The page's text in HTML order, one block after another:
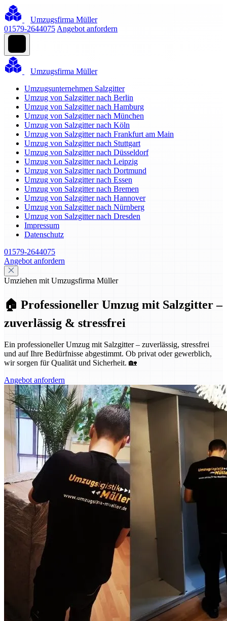
Umzugsfirma Müller
01579-2644075 Angebot anfordern
Umzugsfirma Müller
Umzugsunternehmen Salzgitter
Umzug von Salzgitter nach Berlin
Umzug von Salzgitter nach Hamburg
Umzug von Salzgitter nach München
Umzug von Salzgitter nach Köln
Umzug von Salzgitter nach Frankfurt am Main
Umzug von Salzgitter nach Stuttgart
Umzug von Salzgitter nach Düsseldorf
Umzug von Salzgitter nach Leipzig
Umzug von Salzgitter nach Dortmund
Umzug von Salzgitter nach Essen
Umzug von Salzgitter nach Bremen
Umzug von Salzgitter nach Hannover
Umzug von Salzgitter nach Nürnberg
Umzug von Salzgitter nach Dresden
Impressum
Datenschutz
01579-2644075
Angebot anfordern
Umziehen mit Umzugsfirma Müller
🏠 Professioneller Umzug mit Salzgitter –
zuverlässig & stressfrei
Ein professioneller Umzug mit Salzgitter – zuverlässig, stressfrei
und auf Ihre Bedürfnisse abgestimmt. Ob privat oder gewerblich,
wir sorgen für Qualität und Sicherheit. 🏡
Angebot anfordern